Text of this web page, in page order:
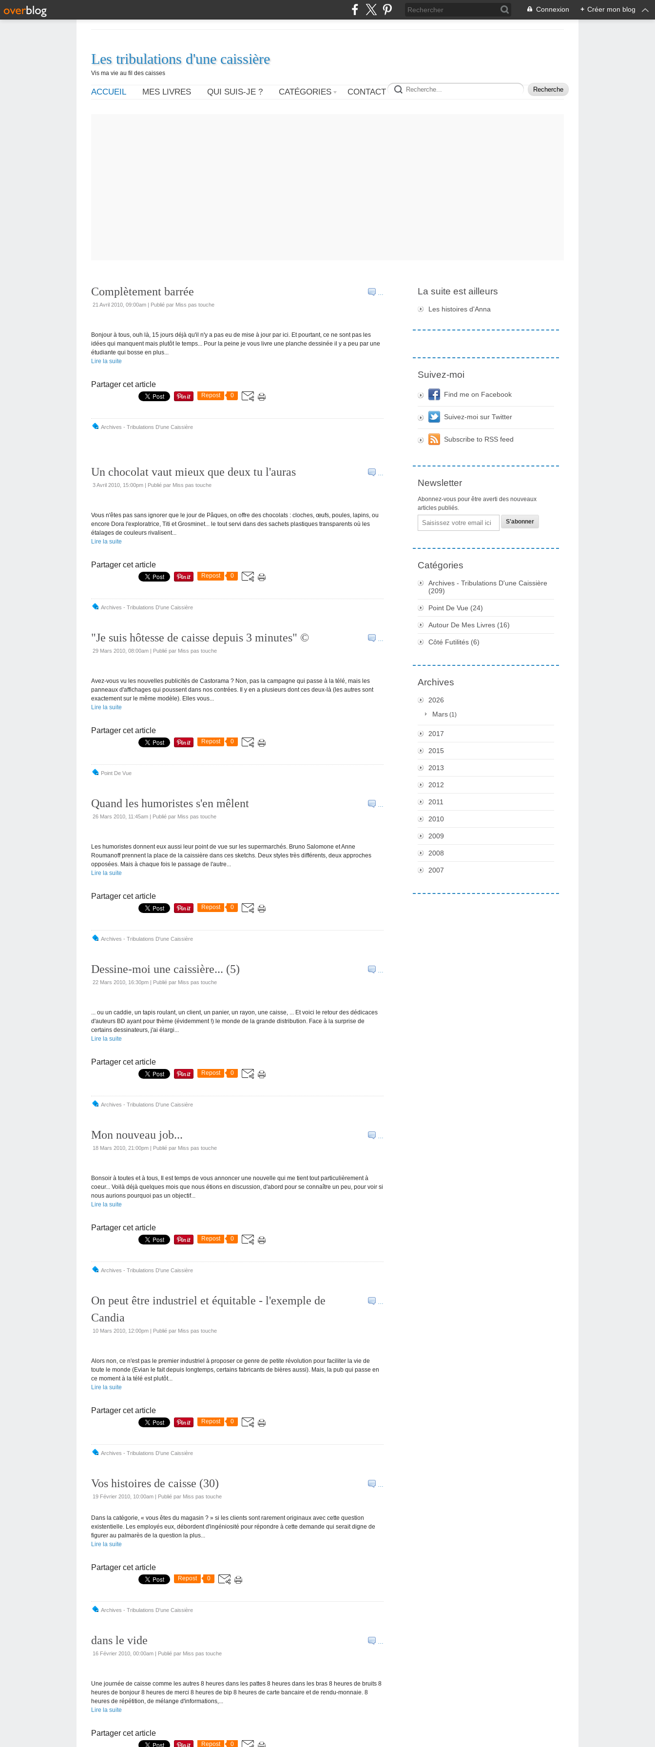
Connexion + Créer mon blog
Les tribulations d'une caissière
Vis ma vie au fil des caisses
ACCUEIL MES LIVRES QUI SUIS-JE ? CATÉGORIES CONTACT
…
Complètement barrée
21 Avril 2010, 09:00am | Publié par Miss pas touche
Bonjour à tous, ouh là, 15 jours déjà qu'il n'y a pas eu de mise à jour par ici. Et pourtant, ce ne sont pas les
idées qui manquent mais plutôt le temps... Pour la peine je vous livre une planche dessinée il y a peu par une
étudiante qui bosse en plus...
Lire la suite
Partager cet article
Repost 0
Archives - Tribulations D'une Caissière
…
Un chocolat vaut mieux que deux tu l'auras
3 Avril 2010, 15:00pm | Publié par Miss pas touche
Vous n'êtes pas sans ignorer que le jour de Pâques, on offre des chocolats : cloches, œufs, poules, lapins, ou
encore Dora l'exploratrice, Titi et Grosminet... le tout servi dans des sachets plastiques transparents où les
étalages de couleurs rivalisent...
Lire la suite
Partager cet article
Repost 0
Archives - Tribulations D'une Caissière
…
"Je suis hôtesse de caisse depuis 3 minutes" ©
29 Mars 2010, 08:00am | Publié par Miss pas touche
Avez-vous vu les nouvelles publicités de Castorama ? Non, pas la campagne qui passe à la télé, mais les
panneaux d'affichages qui poussent dans nos contrées. Il y en a plusieurs dont ces deux-là (les autres sont
exactement sur le même modèle). Elles vous...
Lire la suite
Partager cet article
Repost 0
Point De Vue
…
Quand les humoristes s'en mêlent
26 Mars 2010, 11:45am | Publié par Miss pas touche
Les humoristes donnent eux aussi leur point de vue sur les supermarchés. Bruno Salomone et Anne
Roumanoff prennent la place de la caissière dans ces sketchs. Deux styles très différents, deux approches
opposées. Mais à chaque fois le passage de l'autre...
Lire la suite
Partager cet article
Repost 0
Archives - Tribulations D'une Caissière
…
Dessine-moi une caissière... (5)
22 Mars 2010, 16:30pm | Publié par Miss pas touche
... ou un caddie, un tapis roulant, un client, un panier, un rayon, une caisse, ... Et voici le retour des dédicaces
d'auteurs BD ayant pour thème (évidemment !) le monde de la grande distribution. Face à la surprise de
certains dessinateurs, j'ai élargi...
Lire la suite
Partager cet article
Repost 0
Archives - Tribulations D'une Caissière
…
Mon nouveau job...
18 Mars 2010, 21:00pm | Publié par Miss pas touche
Bonsoir à toutes et à tous, Il est temps de vous annoncer une nouvelle qui me tient tout particulièrement à
coeur... Voilà déjà quelques mois que nous étions en discussion, d'abord pour se connaître un peu, pour voir si
nous aurions pourquoi pas un objectif...
Lire la suite
Partager cet article
Repost 0
Archives - Tribulations D'une Caissière
…
On peut être industriel et équitable - l'exemple de
Candia
10 Mars 2010, 12:00pm | Publié par Miss pas touche
Alors non, ce n'est pas le premier industriel à proposer ce genre de petite révolution pour faciliter la vie de
toute le monde (Evian le fait depuis longtemps, certains fabricants de bières aussi). Mais, la pub qui passe en
ce moment à la télé est plutôt...
Lire la suite
Partager cet article
Repost 0
Archives - Tribulations D'une Caissière
…
Vos histoires de caisse (30)
19 Février 2010, 10:00am | Publié par Miss pas touche
Dans la catégorie, « vous êtes du magasin ? » si les clients sont rarement originaux avec cette question
existentielle. Les employés eux, débordent d'ingéniosité pour répondre à cette demande qui serait digne de
figurer au palmarès de la question la plus...
Lire la suite
Partager cet article
Repost 0
Archives - Tribulations D'une Caissière
…
dans le vide
16 Février 2010, 00:00am | Publié par Miss pas touche
Une journée de caisse comme les autres 8 heures dans les pattes 8 heures dans les bras 8 heures de bruits 8
heures de bonjour 8 heures de merci 8 heures de bip 8 heures de carte bancaire et de rendu-monnaie. 8
heures de répétition, de mélange d'informations,...
Lire la suite
Partager cet article
Repost 0
La suite est ailleurs
Les histoires d'Anna
Suivez-moi
Find me on Facebook
Suivez-moi sur Twitter
Subscribe to RSS feed
Newsletter
Abonnez-vous pour être averti des nouveaux
articles publiés.
Email
Catégories
Archives - Tribulations D'une Caissière
(209)
Point De Vue (24)
Autour De Mes Livres (16)
Côté Futilités (6)
Archives
2026
Mars (1)
2017
2015
2013
2012
2011
2010
2009
2008
2007